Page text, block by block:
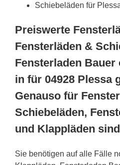
Schiebeläden für
Preiswerte
Fensterläden &
Fensterladen Bauer
in für 04928 Plessa
Genauso für
Schiebeläden,
und Klappläden
Sie benötigen auf alle Fälle